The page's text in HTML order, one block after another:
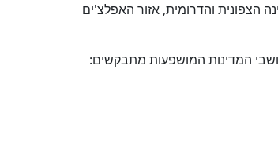
הצפונית והדרומית, אזור האפלצ'ים
המדינות המושפעות מתבקשים: